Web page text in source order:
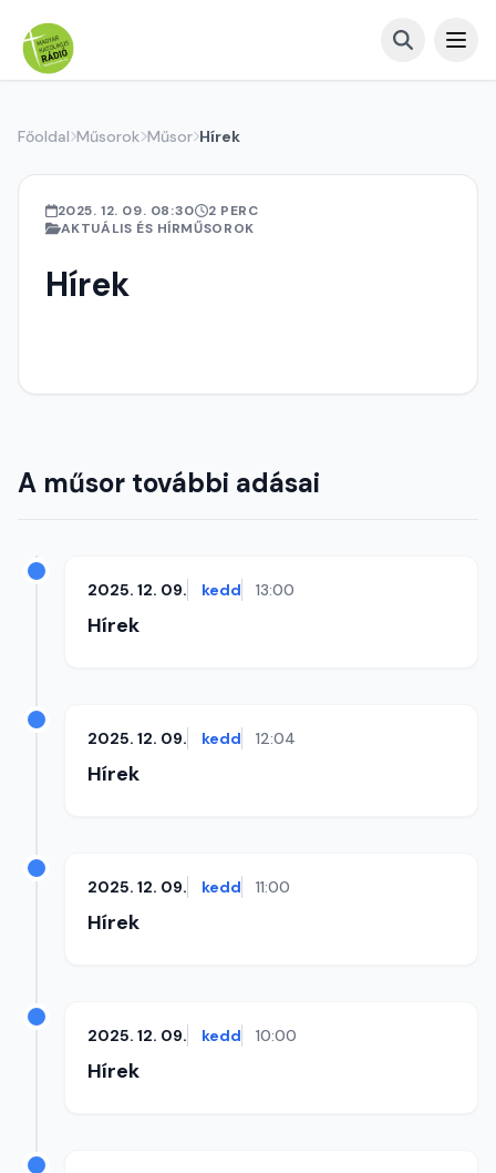
Főoldal Műsorok Műsor Hírek
2025. 12. 09. 08:30
2 PERC
AKTUÁLIS ÉS HÍRMŰSOROK
Hírek
A műsor további adásai
2025. 12. 09. kedd 13:00
Hírek
2025. 12. 09. kedd 12:04
Hírek
2025. 12. 09. kedd 11:00
Hírek
2025. 12. 09. kedd 10:00
Hírek